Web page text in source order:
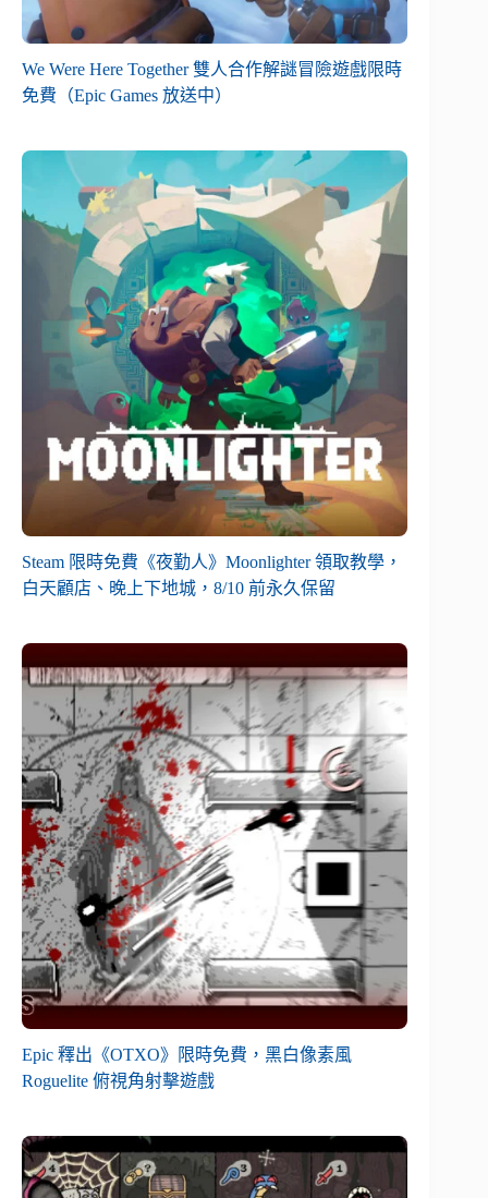
We Were Here Together 雙人合作解謎冒險遊戲限時
免費（Epic Games 放送中）
Steam 限時免費《夜勤人》Moonlighter 領取教學，
白天顧店、晚上下地城，8/10 前永久保留
Epic 釋出《OTXO》限時免費，黑白像素風
Roguelite 俯視角射擊遊戲